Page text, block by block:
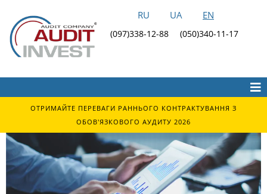
RU UA EN
(097)338-12-88 (050)340-11-17
ОТРИМАЙТЕ ПЕРЕВАГИ РАННЬОГО КОНТРАКТУВАННЯ З
ОБОВ'ЯЗКОВОГО АУДИТУ 2026